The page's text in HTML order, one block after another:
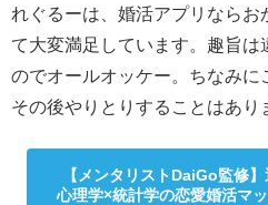
れぐるーは、婚活アプリならお
て大変満足しています。趣旨は
のでオールオッケー。ちなみに
その後やりとりすることはあり
【メンタリストDaiGo監修
心理学×統計学の恋愛婚活マ